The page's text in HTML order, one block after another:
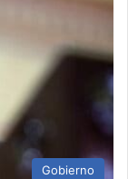
Gobierno